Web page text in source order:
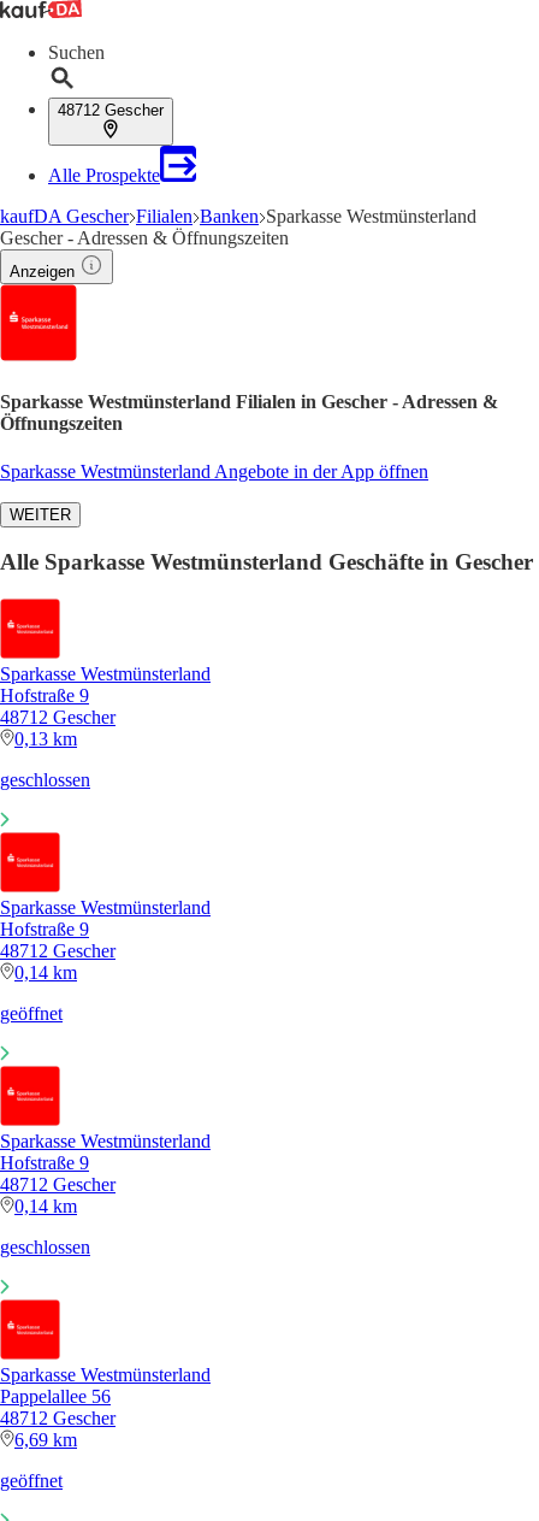
Suchen
48712 Gescher
Alle Prospekte
kaufDA Gescher Filialen Banken Sparkasse Westmünsterland
Gescher - Adressen & Öffnungszeiten
Anzeigen
Sparkasse Westmünsterland Filialen in Gescher - Adressen &
Öffnungszeiten
Sparkasse Westmünsterland Angebote in der App öffnen
WEITER
Alle Sparkasse Westmünsterland Geschäfte in Gescher
Sparkasse Westmünsterland
Hofstraße 9
48712 Gescher
0,13 km
geschlossen
Sparkasse Westmünsterland
Hofstraße 9
48712 Gescher
0,14 km
geöffnet
Sparkasse Westmünsterland
Hofstraße 9
48712 Gescher
0,14 km
geschlossen
Sparkasse Westmünsterland
Pappelallee 56
48712 Gescher
6,69 km
geöffnet